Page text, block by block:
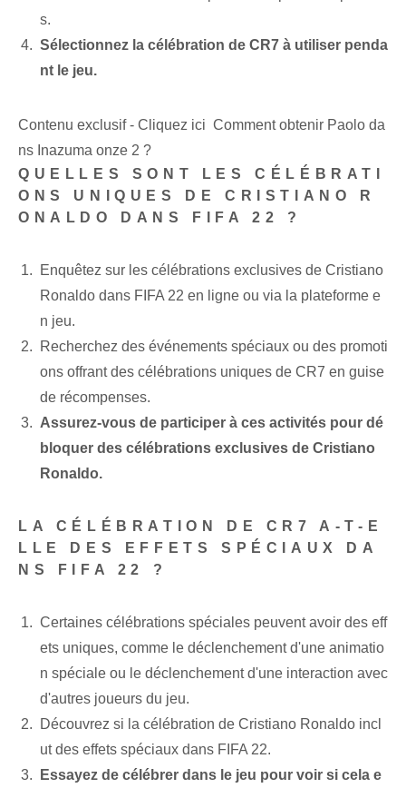
s.
Sélectionnez la célébration de CR7 à utiliser penda
nt le jeu.
Contenu exclusif - Cliquez ici Comment obtenir Paolo da
ns Inazuma onze 2 ?
QUELLES SONT LES CÉLÉBRATI
ONS UNIQUES DE CRISTIANO R
ONALDO DANS FIFA 22 ?
Enquêtez sur les célébrations exclusives de Cristiano
Ronaldo dans FIFA 22 en ligne ou via la plateforme e
n jeu.
Recherchez des événements spéciaux ou des promoti
ons offrant des célébrations uniques de CR7 en guise
de récompenses.
Assurez-vous de participer à ces activités pour dé
bloquer des célébrations exclusives de Cristiano
Ronaldo.
LA CÉLÉBRATION DE CR7 A-T-E
LLE DES EFFETS SPÉCIAUX DA
NS FIFA 22 ?
Certaines célébrations spéciales peuvent avoir des eff
ets uniques, comme le déclenchement d'une animatio
n spéciale ou le déclenchement d'une interaction avec
d'autres joueurs du jeu.
Découvrez si la célébration de Cristiano Ronaldo incl
ut des effets spéciaux dans FIFA 22.
Essayez de célébrer dans le jeu pour voir si cela e